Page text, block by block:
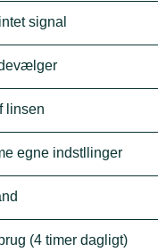
signal
linsen
egne indstllinger
(4 timer dagligt)